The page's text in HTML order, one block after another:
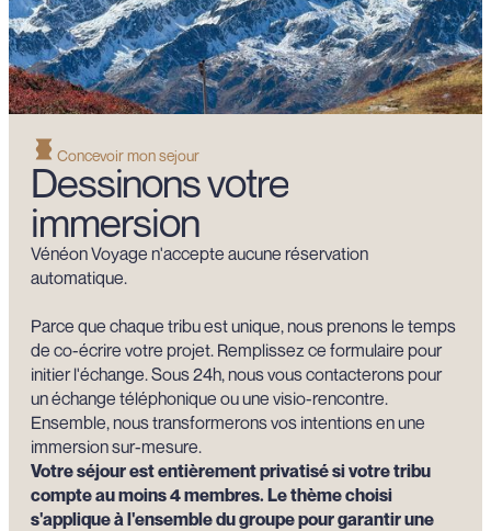
Concevoir mon sejour
Dessinons votre
immersion
Vénéon Voyage n'accepte aucune réservation
automatique.
Parce que chaque tribu est unique, nous prenons le temps
de co-écrire votre projet. Remplissez ce formulaire pour
initier l'échange. Sous 24h, nous vous contacterons pour
un échange téléphonique ou une visio-rencontre.
Ensemble, nous transformerons vos intentions en une
immersion sur-mesure.
Votre séjour est entièrement privatisé si votre tribu
compte au moins 4 membres. Le thème choisi
s'applique à l'ensemble du groupe pour garantir une